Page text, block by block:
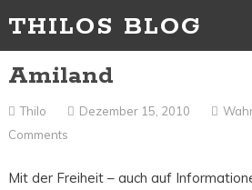
THILOS BLOG
Amiland
Thilo Dezember 15, 2010
Comments
Mit der Freiheit – auch auf